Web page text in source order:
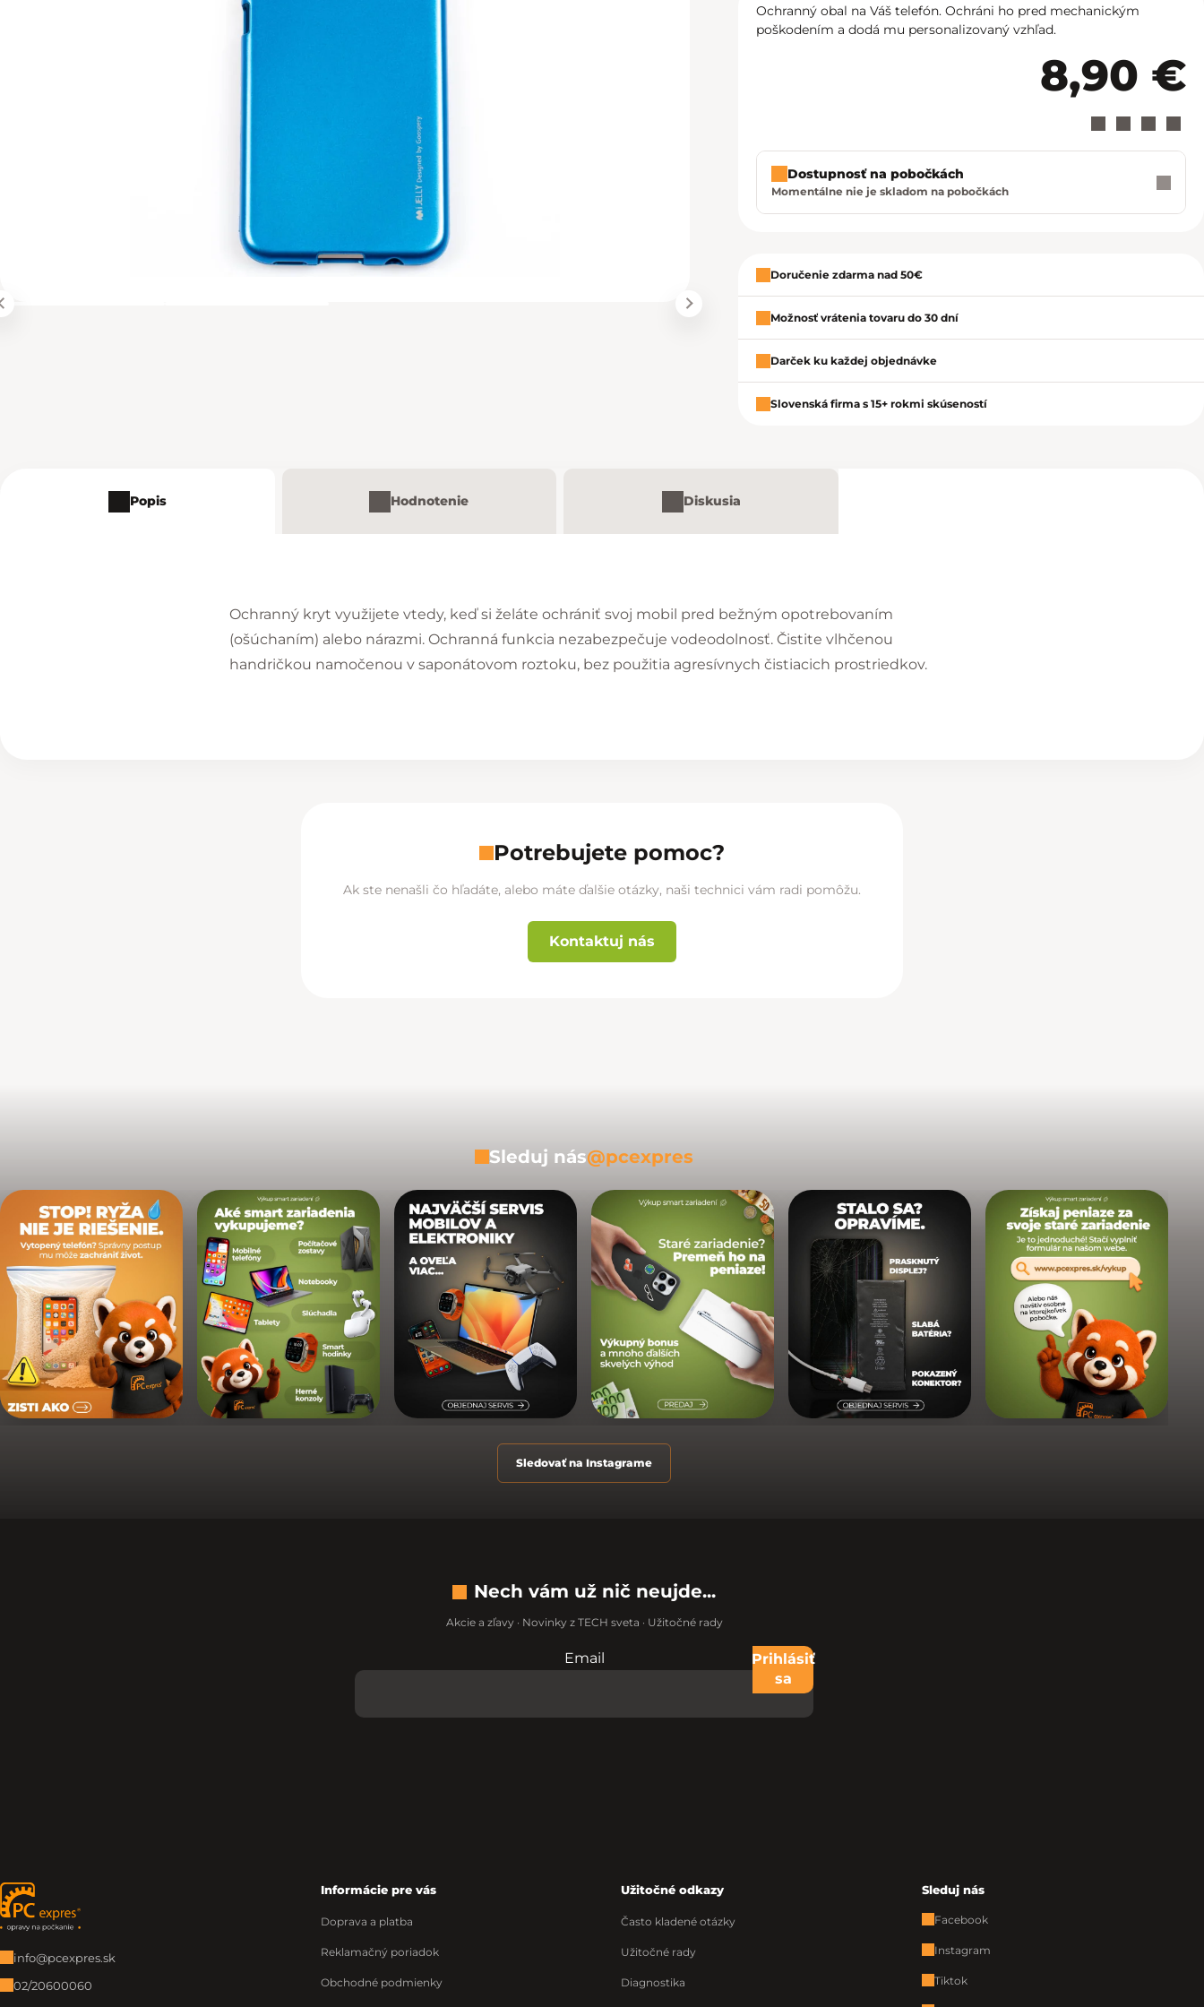
02/20 60 00 77
02/20 60 00 67
Poprad - Forum
Prešov - Eperia 02/20 60 00 70
Trenčín - Laugaricio 02/20 60 00 80
Trnava - City Arena 02/20 60 00 69
Žilina - Aupark 02/20 60 00 74
Ochranný obal na Váš telefón. Ochráni ho pred mechanickým
poškodením a dodá mu personalizovaný vzhľad.
8,90 €
Zavrieť
Dostupnosť na pobočkách
Momentálne nie je skladom na pobočkách
Doručenie zdarma nad 50€
Možnosť vrátenia tovaru do 30 dní
Darček ku každej objednávke
Slovenská firma s 15+ rokmi skúseností
Popis Hodnotenie Diskusia
Ochranný kryt využijete vtedy, keď si želáte ochrániť svoj mobil pred bežným opotrebovaním
(ošúchaním) alebo nárazmi. Ochranná funkcia nezabezpečuje vodeodolnosť. Čistite vlhčenou
handričkou namočenou v saponátovom roztoku, bez použitia agresívnych čistiacich prostriedkov.
Potrebujete pomoc?
Ak ste nenašli čo hľadáte, alebo máte ďalšie otázky, naši technici vám radi pomôžu.
Kontaktuj nás
Sleduj nás@pcexpres
Sledovať na Instagrame
Nech vám už nič neujde...
Akcie a zľavy · Novinky z TECH sveta · Užitočné rady
Nevypĺňajte toto pole:
Email
Prihlásiť
sa
Zápätie
info@pcexpres.sk
02/20600060
Informácie pre vás
Doprava a platba
Reklamačný poriadok
Obchodné podmienky
Užitočné odkazy
Často kladené otázky
Užitočné rady
Diagnostika
Sleduj nás
Facebook
Instagram
Tiktok